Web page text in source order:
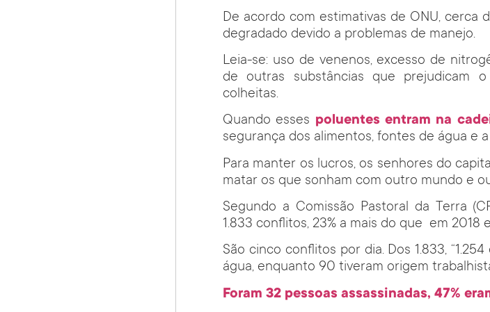
De acordo com estimativas de ONU, cerca
degradado devido a problemas de manejo.
Leia-se: uso de venenos, excesso de
de outras substâncias que prejudicam
colheitas.
Quando esses poluentes entram na
segurança dos alimentos, fontes de água e
Para manter os lucros, os senhores do
matar os que sonham com outro mundo e
Segundo a Comissão Pastoral da Terra
1.833 conflitos, 23% a mais do que em 2018
São cinco conflitos por dia. Dos 1.833,
água, enquanto 90 tiveram origem
Foram 32 pessoas assassinadas, 47%